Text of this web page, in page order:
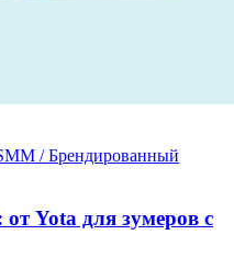
/ Брендированный
Yota для зумеров с